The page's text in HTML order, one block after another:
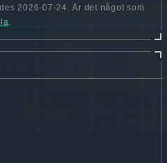
2026-07-24. Är det något som
.